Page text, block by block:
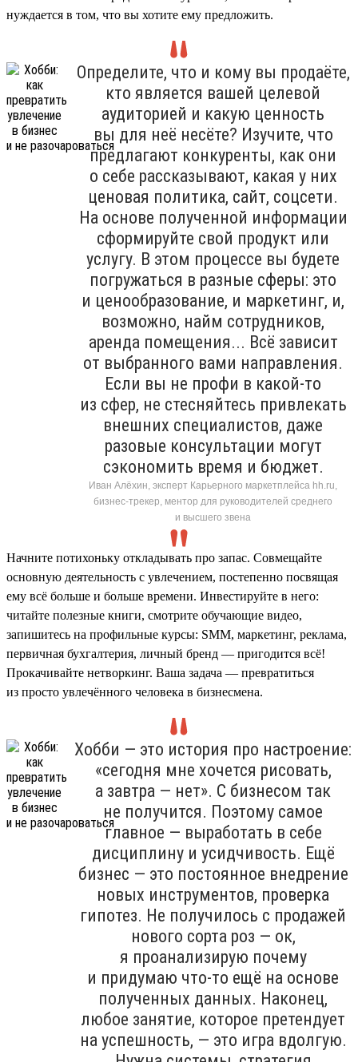
нуждается в том, что вы хотите ему предложить.
Определите, что и кому вы продаёте,
кто является вашей целевой
аудиторией и какую ценность
вы для неё несёте? Изучите, что
предлагают конкуренты, как они
о себе рассказывают, какая у них
ценовая политика, сайт, соцсети.
На основе полученной информации
сформируйте свой продукт или
услугу. В этом процессе вы будете
погружаться в разные сферы: это
и ценообразование, и маркетинг, и,
возможно, найм сотрудников,
аренда помещения... Всё зависит
от выбранного вами направления.
Если вы не профи в какой-то
из сфер, не стесняйтесь привлекать
внешних специалистов, даже
разовые консультации могут
сэкономить время и бюджет.
Иван Алёхин, эксперт Карьерного маркетплейса hh.ru,
бизнес-трекер, ментор для руководителей среднего
и высшего звена
Начните потихоньку откладывать про запас. Совмещайте
основную деятельность с увлечением, постепенно посвящая
ему всё больше и больше времени. Инвестируйте в него:
читайте полезные книги, смотрите обучающие видео,
запишитесь на профильные курсы: SMM, маркетинг, реклама,
первичная бухгалтерия, личный бренд — пригодится всё!
Прокачивайте нетворкинг. Ваша задача — превратиться
из просто увлечённого человека в бизнесмена.
Хобби — это история про настроение:
«сегодня мне хочется рисовать,
а завтра — нет». С бизнесом так
не получится. Поэтому самое
главное — выработать в себе
дисциплину и усидчивость. Ещё
бизнес — это постоянное внедрение
новых инструментов, проверка
гипотез. Не получилось с продажей
нового сорта роз — ок,
я проанализирую почему
и придумаю что-то ещё на основе
полученных данных. Наконец,
любое занятие, которое претендует
на успешность, — это игра вдолгую.